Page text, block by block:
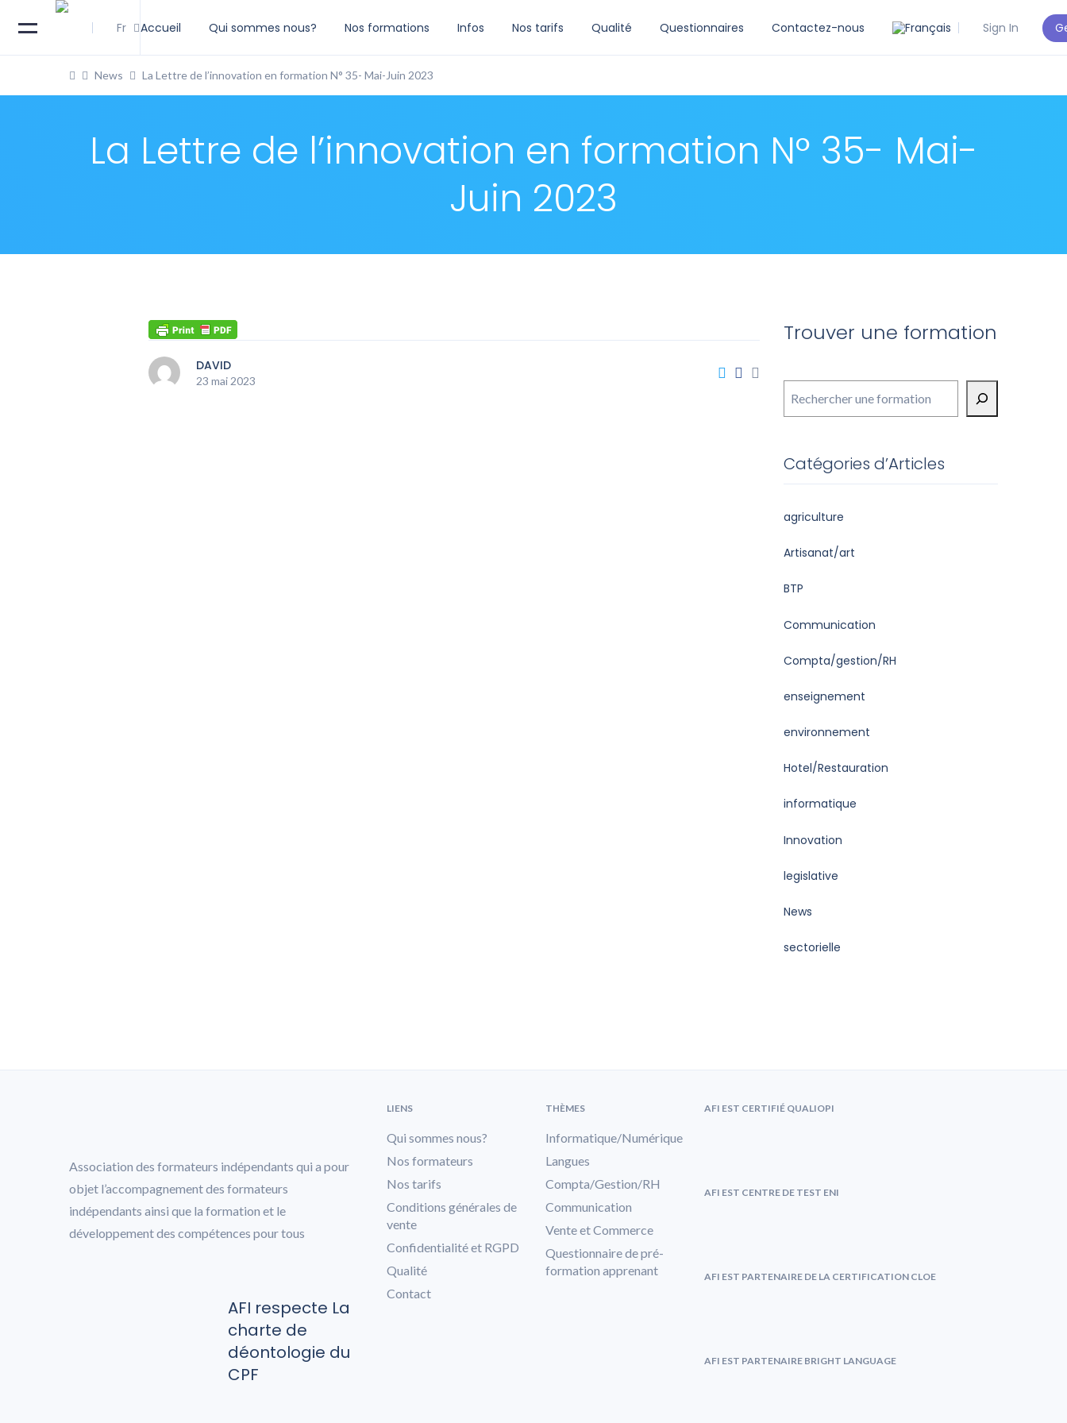
Fr Accueil Qui sommes nous? Nos formations Infos Nos tarifs Qualité Questionnaires Contactez-nous Sign In
News La Lettre de l’innovation en formation N° 35- Mai-Juin 2023
La Lettre de l’innovation en formation N° 35- Mai-
Juin 2023
DAVID
23 mai 2023
Trouver une formation
Catégories d’Articles
agriculture
Artisanat/art
BTP
Communication
Compta/gestion/RH
enseignement
environnement
Hotel/Restauration
informatique
Innovation
legislative
News
sectorielle
Association des formateurs indépendants qui a pour
objet l’accompagnement des formateurs
indépendants ainsi que la formation et le
développement des compétences pour tous
AFI respecte La
charte de
déontologie du
CPF
LIENS
Qui sommes nous?
Nos formateurs
Nos tarifs
Conditions générales de
vente
Confidentialité et RGPD
Qualité
Contact
THÈMES
Informatique/Numérique
Langues
Compta/Gestion/RH
Communication
Vente et Commerce
Questionnaire de pré-
formation apprenant
AFI EST CERTIFIÉ QUALIOPI
AFI EST CENTRE DE TEST ENI
AFI EST PARTENAIRE DE LA CERTIFICATION CLOE
AFI EST PARTENAIRE BRIGHT LANGUAGE